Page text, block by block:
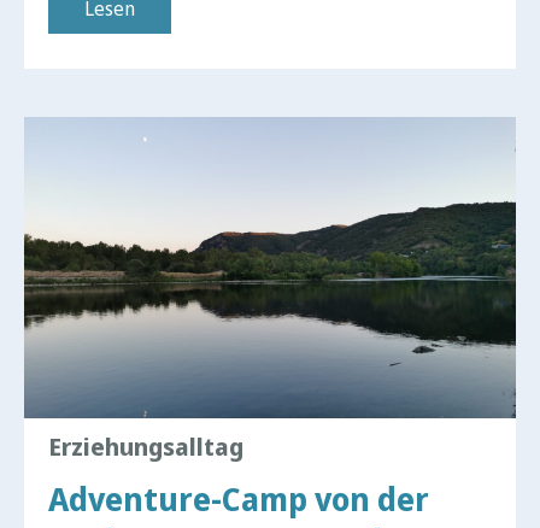
Lesen
Erziehungsalltag
Adventure-Camp von der